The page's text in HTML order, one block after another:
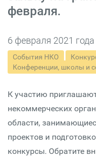
февраля.
6 февраля 2021 года
События НКО
Конференции, школы и
К участию
некоммерческих
области,
проектов и
конкурсы. Обратите